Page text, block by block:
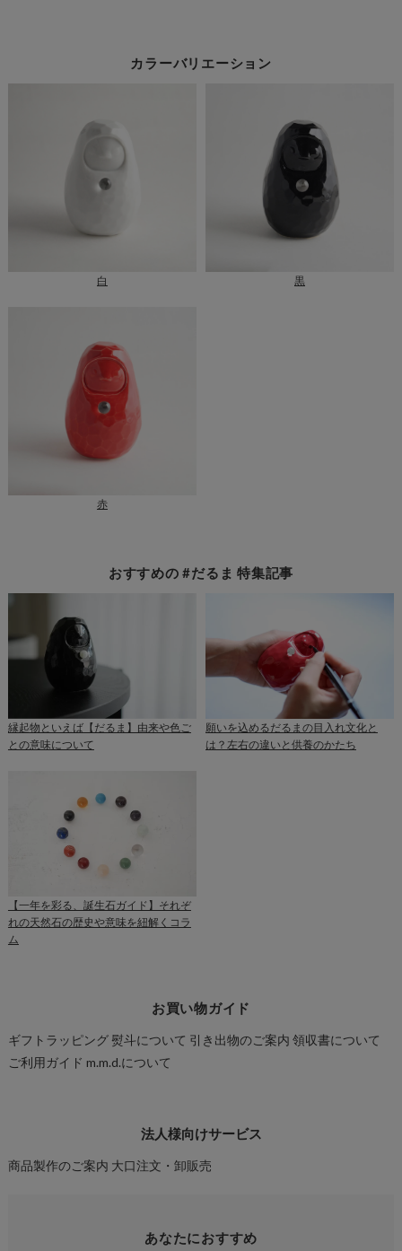
カラーバリエーション
白 黒
赤
おすすめの #だるま 特集記事
縁起物といえば【だるま】由来や色ご
との意味について
願いを込めるだるまの目入れ文化と
は？左右の違いと供養のかたち
【一年を彩る、誕生石ガイド】それぞ
れの天然石の歴史や意味を紐解くコラ
ム
お買い物ガイド
ギフトラッピング 熨斗について 引き出物のご案内 領収書について
ご利用ガイド m.m.d.について
法人様向けサービス
商品製作のご案内 大口注文・卸販売
あなたにおすすめ